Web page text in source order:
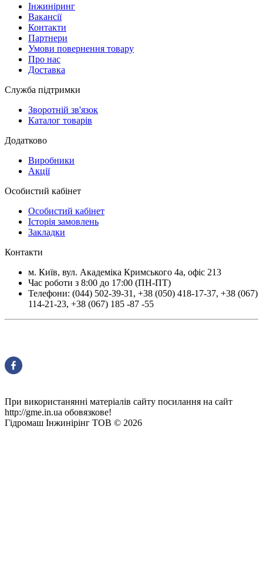
Інжиніринг
Вакансії
Контакти
Партнери
Умови повернення товару
Про нас
Доставка
Служба підтримки
Зворотній зв'язок
Каталог товарів
Додатково
Виробники
Акції
Особистий кабінет
Особистий кабінет
Історія замовлень
Закладки
Контакти
м. Київ, вул. Академіка Кримського 4а, офіс 213
Час роботи з 8:00 до 17:00 (ПН-ПТ)
Телефони: (044) 502-39-31 , +38 (050) 418-17-37, +38 (067)
114-21-23, +38 (067) 185 -87 -55
При використанянні матеріалів сайту посилання на сайт
http://gme.in.ua обовязкове!
Гідромаш Інжинірінг ТОВ © 2026